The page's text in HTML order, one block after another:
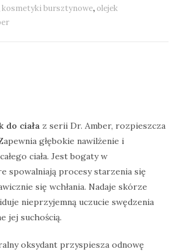
kosmetyki bursztynowe, olejek
do ciała z serii Dr. Amber, rozpieszcza
głębokie nawilżenie i
ciała. Jest bogaty w
spowalniają procesy starzenia się
się wchłania. Nadaje skórze
nieprzyjemną uczucie swędzenia
jej suchością.
oksydant przyspiesza odnowę